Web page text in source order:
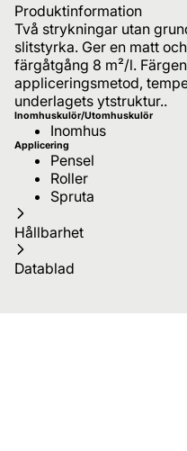
Produktinformation
Två strykningar utan
slitstyrka. Ger en matt
färgåtgång 8 m²/l.
appliceringsmetod,
underlagets ytstruktur..
Inomhuskulör/Utomhuskulör
Inomhus
Applicering
Pensel
Roller
Spruta
Hållbarhet
Datablad